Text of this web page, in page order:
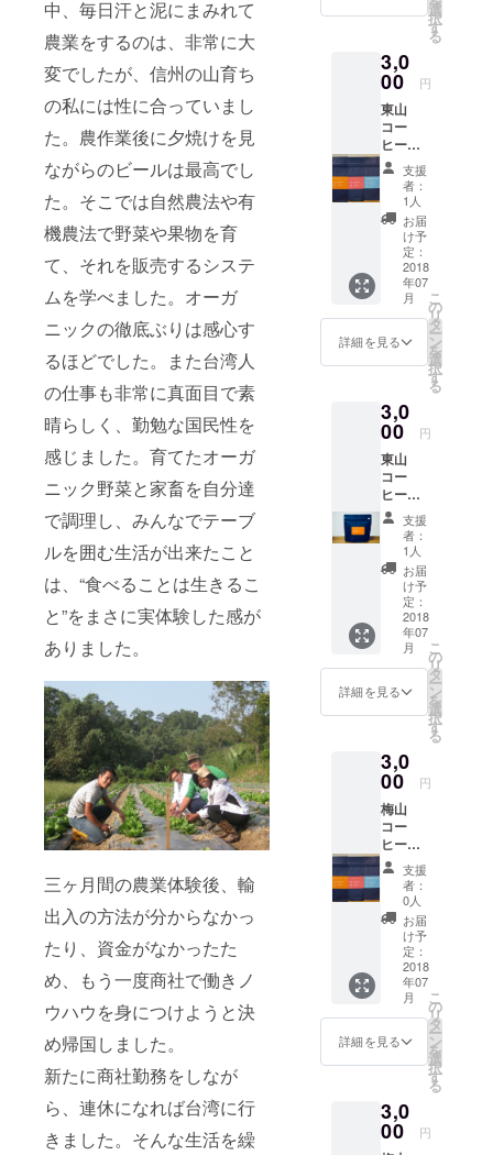
中、毎日汗と泥にまみれて
農業をするのは、非常に大
変でしたが、信州の山育ち
の私には性に合っていまし
た。農作業後に夕焼けを見
ながらのビールは最高でし
た。そこでは自然農法や有
機農法で野菜や果物を育
て、それを販売するシステ
ムを学べました。オーガ
ニックの徹底ぶりは感心す
るほどでした。また台湾人
の仕事も非常に真面目で素
晴らしく、勤勉な国民性を
感じました。育てたオーガ
ニック野菜と家畜を自分達
で調理し、みんなでテーブ
ルを囲む生活が出来たこと
は、“食べることは生きるこ
と”をまさに実体験した感が
ありました。
三ヶ月間の農業体験後、輸
出入の方法が分からなかっ
たり、資金がなかったた
め、もう一度商社で働きノ
ウハウを身につけようと決
め帰国しました。
新たに商社勤務をしなが
ら、連休になれば台湾に行
きました。そんな生活を繰
台湾茶
のよう
な優し
い甘味
が特徴
で飲み
疲れを
しませ
ん。酸
味はあ
まり感
じませ
ん。 梅
山は台
湾茶の
ような
特徴が
あり、
フルー
ティな
味わい
です。
す。 ●
山地
南投、
雲林、
嘉義、
台南地
区 味の
特徴…
香りや
味の特
徴とし
て、フ
ローラ
ルでお
茶のよ
うな味
わい。
酸味は
強すぎ
台湾茶
のよう
な優し
い甘味
が特徴
で飲み
疲れを
しませ
ん。酸
味はあ
まり感
じませ
ん。
MITカス
カラブ
レンド
コー
ルー
ティー
な味わ
いは
コー
ヒーで
ありな
がらフ
ルーツ
ティー
をも連
想さ
せ、後
味は
スッキ
た風味
が口の
もお楽
しみい
ただけ
選
択
す
る
3,0
00 円
東山
コー
ヒー８
０g &
MITカス
カラブ
レンド
４０g東
山と梅
山は台
湾の山
地型の
コー
ヒーで
す。 ●
山地
南投、
雲林、
嘉義、
台南地
区 味の
特徴…
香りや
味の特
徴とし
て、フ
ローラ
ルでお
茶のよ
うな味
わい。
酸味は
強すぎ
台湾茶
のよう
な優し
い甘味
が特徴
で飲み
疲れを
しませ
ん。酸
味はあ
まり感
じませ
ん。
MITカス
カラブ
レンド
コー
ルー
ティー
な味わ
支援
者：
1人
お届
け予
定：
2018
年07
月
詳細を見る
こ
の
リ
タ
ー
ン
を
選
択
す
る
3,0
00 円
東山
コー
ヒー
120g 東
山と梅
山は台
湾の山
地型の
コー
ヒーで
す。 ●
山地
型 …
南投、
雲林、
嘉義、
区 味の
特徴…
香りや
味の特
徴とし
て、フ
ローラ
ルでお
茶のよ
うな味
わい。
酸味は
強すぎ
ない中
程度。
東山は
台湾茶
が特徴
で飲み
疲れを
支援
者：
1人
お届
け予
定：
2018
年07
月
詳細を見る
こ
の
リ
タ
ー
ン
を
選
択
す
る
3,0
00 円
梅山
コー
ヒー８
０g &
MITカス
カラブ
レンド
４０g
梅山は
台湾の
山地型
のコー
ヒーで
す。 ●
山地
型 …
雲林、
嘉義、
台南地
支援
者：
0人
お届
け予
定：
2018
年07
月
詳細を見る
こ
の
リ
タ
ー
ン
を
選
択
す
る
3,0
00 円